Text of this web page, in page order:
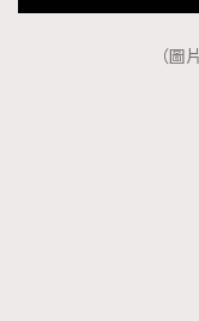
（圖